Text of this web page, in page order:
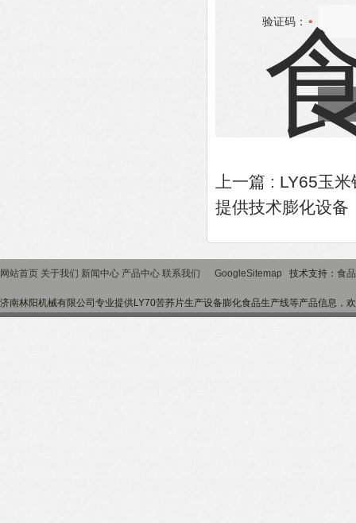
验证码：
上一篇 : LY65玉
提供技术膨化设备
网站首页 关于我们 新闻中心 产品中心 联系我们 GoogleSitemap 技术支持： 食
济南林阳机械有限公司专业提供LY70苦荞片生产设备膨化食品生产线等产品信息，